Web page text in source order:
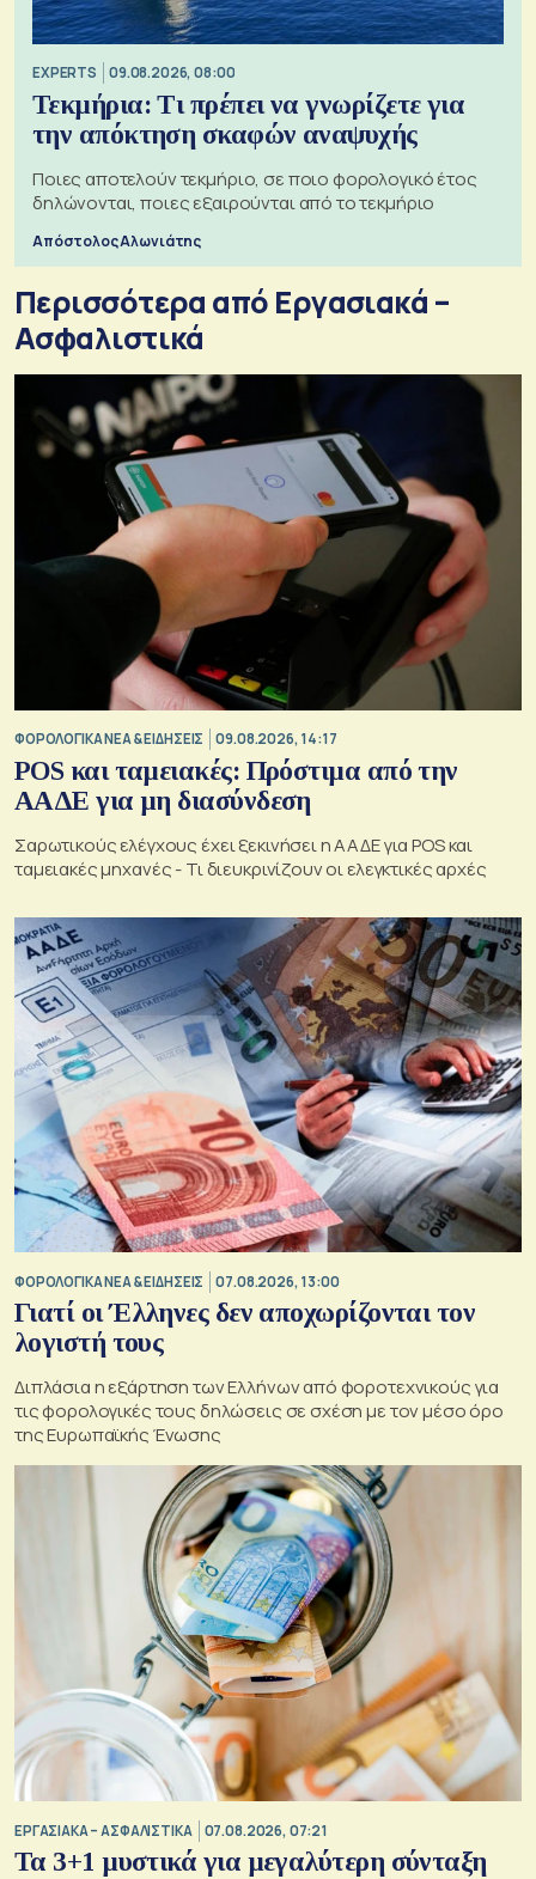
EXPERTS 09.08.2026, 08:00
Τεκμήρια: Τι πρέπει να γνωρίζετε για
την απόκτηση σκαφών αναψυχής
Ποιες αποτελούν τεκμήριο, σε ποιο φορολογικό έτος
δηλώνονται, ποιες εξαιρούνται από το τεκμήριο
Απόστολος Αλωνιάτης
Περισσότερα από Εργασιακά –
Ασφαλιστικά
ΦΟΡΟΛΟΓΙΚΑ ΝΕΑ & EΙΔΗΣΕΙΣ 09.08.2026, 14:17
POS και ταμειακές: Πρόστιμα από την
ΑΑΔΕ για μη διασύνδεση
Σαρωτικούς ελέγχους έχει ξεκινήσει η ΑΑΔΕ για POS και
ταμειακές μηχανές - Τι διευκρινίζουν οι ελεγκτικές αρχές
ΦΟΡΟΛΟΓΙΚΑ ΝΕΑ & EΙΔΗΣΕΙΣ 07.08.2026, 13:00
Γιατί οι Έλληνες δεν αποχωρίζονται τον
λογιστή τους
Διπλάσια η εξάρτηση των Ελλήνων από φοροτεχνικούς για
τις φορολογικές τους δηλώσεις σε σχέση με τον μέσο όρο
της Ευρωπαϊκής Ένωσης
ΕΡΓΑΣΙΑΚΑ – ΑΣΦΑΛΙΣΤΙΚΑ 07.08.2026, 07:21
Τα 3+1 μυστικά για μεγαλύτερη σύνταξη